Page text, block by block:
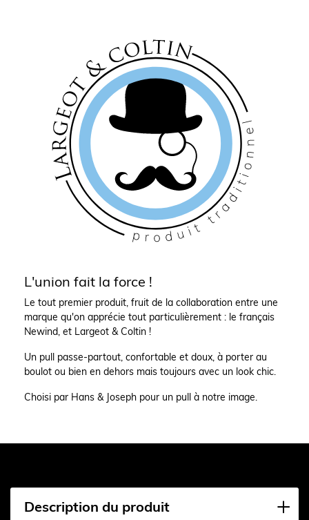
L'union fait la force !
Le tout premier produit, fruit de la collaboration entre une
marque qu'on apprécie tout particulièrement : le français
Newind, et Largeot & Coltin !
Un pull passe-partout, confortable et doux, à porter au
boulot ou bien en dehors mais toujours avec un look chic.
Choisi par Hans & Joseph pour un pull à notre image.
Description du produit